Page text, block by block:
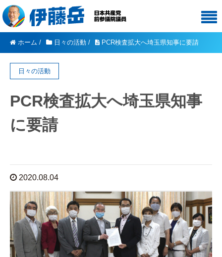
ホーム / 日々の活動 / PCR検査拡大へ埼玉県知事に要請
日々の活動
PCR検査拡大へ埼玉県知事
に要請
2020.08.04